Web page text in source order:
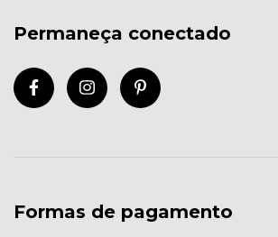
Permaneça conectado
Formas de pagamento